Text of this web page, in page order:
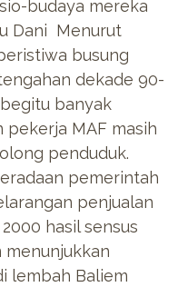
budaya mereka
Dani Menurut
busung
dekade 90-
banyak
pekerja MAF masih
penduduk.
pemerintah
penjualan
hasil sensus
lembah Baliem